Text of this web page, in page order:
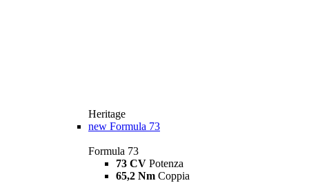
Heritage
new Formula 73
Formula 73
73 CV Potenza
65,2 Nm Coppia